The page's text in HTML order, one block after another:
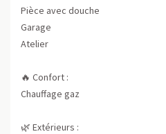
Pièce avec douche
Garage
Atelier
🔥 Confort :
Chauffage gaz
🌿 Extérieurs :